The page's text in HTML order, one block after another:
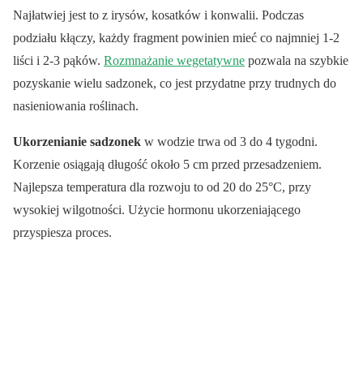
Najłatwiej jest to z irysów, kosatków i konwalii. Podczas
podziału kłączy, każdy fragment powinien mieć co najmniej 1-2
liści i 2-3 pąków. Rozmnażanie wegetatywne pozwala na szybkie
pozyskanie wielu sadzonek, co jest przydatne przy trudnych do
nasieniowania roślinach.
Ukorzenianie sadzonek w wodzie trwa od 3 do 4 tygodni.
Korzenie osiągają długość około 5 cm przed przesadzeniem.
Najlepsza temperatura dla rozwoju to od 20 do 25°C, przy
wysokiej wilgotności. Użycie hormonu ukorzeniającego
przyspiesza proces.